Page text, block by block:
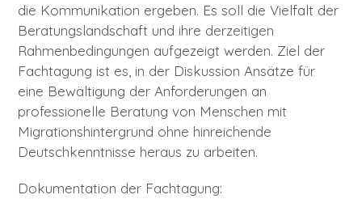
die Kommunikation ergeben. Es soll die Vielfalt der
Beratungslandschaft und ihre derzeitigen
Rahmenbedingungen aufgezeigt werden. Ziel der
Fachtagung ist es, in der Diskussion Ansätze für
eine Bewältigung der Anforderungen an
professionelle Beratung von Menschen mit
Migrationshintergrund ohne hinreichende
Deutschkenntnisse heraus zu arbeiten.
Dokumentation der Fachtagung: